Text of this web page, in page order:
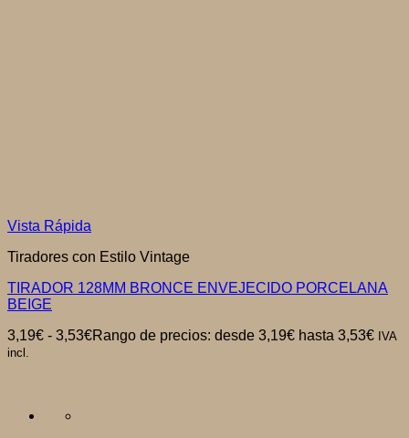
Vista Rápida
Tiradores con Estilo Vintage
TIRADOR 128MM BRONCE ENVEJECIDO PORCELANA
BEIGE
3,19€ - 3,53€Rango de precios: desde 3,19€ hasta 3,53€ IVA
incl.